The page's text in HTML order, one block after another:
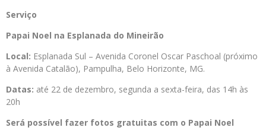
Serviço
Papai Noel na Esplanada do Mineirão
Local: Esplanada Sul – Avenida Coronel Oscar Paschoal (próximo
à Avenida Catalão), Pampulha, Belo Horizonte, MG.
Datas: até 22 de dezembro, segunda a sexta-feira, das 14h às
20h
Será possível fazer fotos gratuitas com o Papai Noel